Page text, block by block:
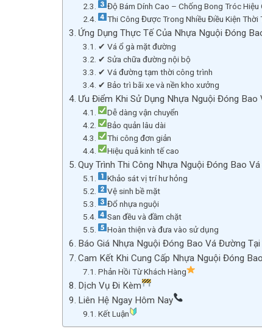
Độ Bám Dính Cao – Chống Bong Tróc Hiệu
Thi Công Được Trong Nhiều Điều Kiện Thời
Ứng Dụng Thực Tế Của Nhựa Nguội Đóng
✔ Vá ổ gà mặt đường
✔ Sửa chữa đường nội bộ
✔ Vá đường tạm thời công trình
✔ Bảo trì bãi xe và nền kho xưởng
Ưu Điểm Khi Sử Dụng Nhựa Nguội Đóng Bao
Dễ dàng vận chuyển
Bảo quản lâu dài
Thi công đơn giản
Hiệu quả kinh tế cao
Quy Trình Thi Công Nhựa Nguội Đóng Bao
Khảo sát vị trí hư hỏng
Vệ sinh bề mặt
Đổ nhựa nguội
San đều và đầm chặt
Hoàn thiện và đưa vào sử dụng
Báo Giá Nhựa Nguội Đóng Bao Vá Đường Tại
Cam Kết Khi Cung Cấp Nhựa Nguội Đóng
Phản Hồi Từ Khách Hàng
Dịch Vụ Đi Kèm
Liên Hệ Ngay Hôm Nay
Kết Luận